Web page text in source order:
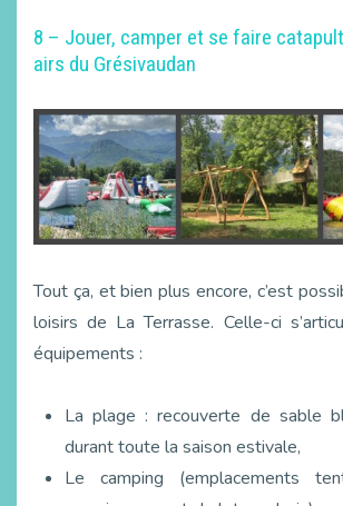
8 – Jouer, camper et se faire
airs du Grésivaudan
Tout ça, et bien plus encore, c’est
loisirs de La Terrasse. Celle-ci
équipements :
La plage : recouverte de sable
durant toute la saison estivale,
Le camping (emplacements